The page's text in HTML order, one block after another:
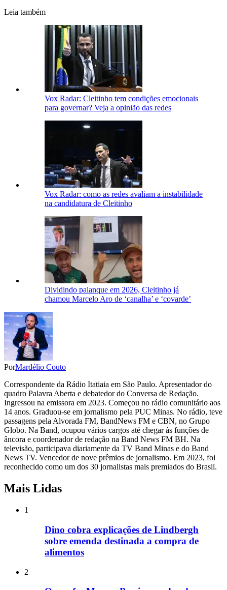
Leia também
Vox Radar: Cleitinho tem condições emocionais
para governar? Veja a opinião das redes
Vox Radar: como as redes avaliam a instabilidade
na candidatura de Cleitinho
Dividindo palanque em 2026, Cleitinho já
chamou Marcelo Aro de ‘canalha’ e ‘covarde’
PorMardélio Couto
Correspondente da Rádio Itatiaia em São Paulo. Apresentador do
quadro Palavra Aberta e debatedor do Conversa de Redação.
Ingressou na emissora em 2023. Começou no rádio comunitário aos
14 anos. Graduou-se em jornalismo pela PUC Minas. No rádio, teve
passagens pela Alvorada FM, BandNews FM e CBN, no Grupo
Globo. Na Band, ocupou vários cargos até chegar às funções de
âncora e coordenador de redação na Band News FM BH. Na
televisão, participava diariamente da TV Band Minas e do Band
News TV. Vencedor de nove prêmios de jornalismo. Em 2023, foi
reconhecido como um dos 30 jornalistas mais premiados do Brasil.
Mais Lidas
1
Dino cobra explicações de Lindbergh
sobre emenda destinada a compra de
alimentos
2